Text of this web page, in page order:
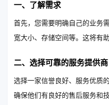
一、了解需求
首先，您需要明确自己的业务
宽大小、存储空间等。这将有
二、选择可靠的服务提供商
选择一家信誉良好、服务优质
确保他们有良好的售后服务和